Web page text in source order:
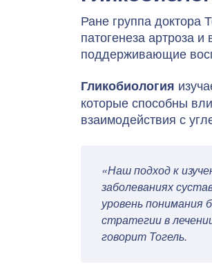
Ране группа доктора
патогенеза артроза
поддерживающие
Гликобиология
которые способны
взаимодействия с
«Наш подход к
заболеваниях
уровень понимания
стратегии в
говорит Тогель.